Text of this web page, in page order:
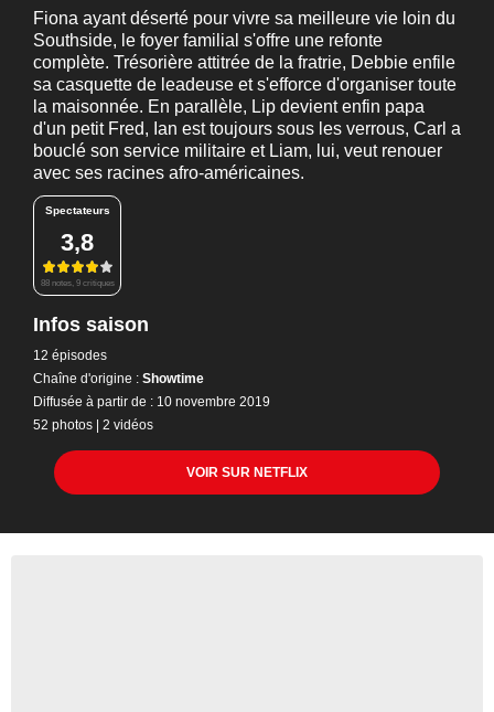
Fiona ayant déserté pour vivre sa meilleure vie loin du
Southside, le foyer familial s'offre une refonte
complète. Trésorière attitrée de la fratrie, Debbie enfile
sa casquette de leadeuse et s'efforce d'organiser toute
la maisonnée. En parallèle, Lip devient enfin papa
d'un petit Fred, Ian est toujours sous les verrous, Carl a
bouclé son service militaire et Liam, lui, veut renouer
avec ses racines afro-américaines.
Spectateurs
3,8
88 notes, 9 critiques
Infos saison
12 épisodes
Chaîne d'origine : Showtime
Diffusée à partir de : 10 novembre 2019
52 photos | 2 vidéos
VOIR SUR NETFLIX